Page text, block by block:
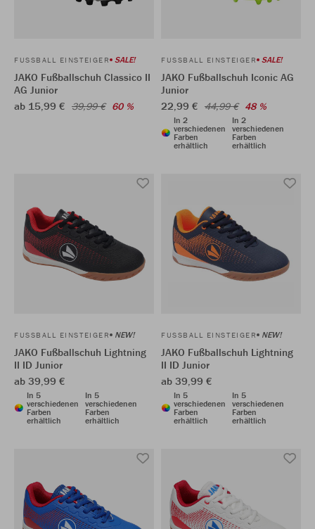
FUSSBALL EINSTEIGER SALE!
JAKO Fußballschuh Classico II
AG Junior
ab 15,99 € 39,99 € 60 %
FUSSBALL EINSTEIGER SALE!
JAKO Fußballschuh Iconic AG
Junior
22,99 € 44,99 € 48 %
In 2
verschiedenen
Farben
erhältlich
In 2
verschiedenen
Farben
erhältlich
FUSSBALL EINSTEIGER NEW!
JAKO Fußballschuh Lightning
II ID Junior
ab 39,99 €
In 5
verschiedenen
Farben
erhältlich
In 5
verschiedenen
Farben
erhältlich
FUSSBALL EINSTEIGER NEW!
JAKO Fußballschuh Lightning
II ID Junior
ab 39,99 €
In 5
verschiedenen
Farben
erhältlich
In 5
verschiedenen
Farben
erhältlich